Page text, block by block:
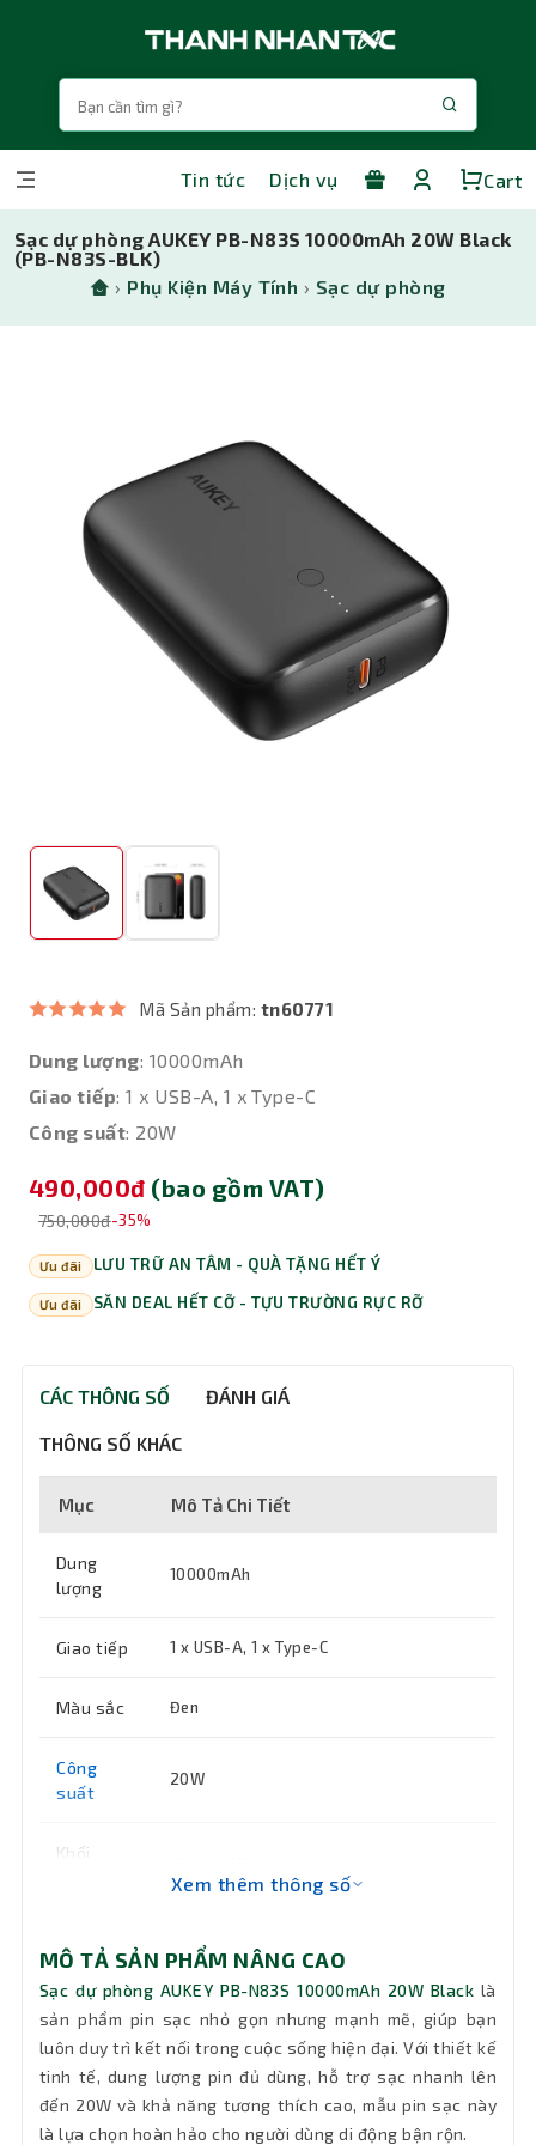
Tin tức Dịch vụ Cart
Sạc dự phòng AUKEY PB-N83S 10000mAh 20W Black
(PB-N83S-BLK)
› Phụ Kiện Máy Tính › Sạc dự phòng
Mã Sản phẩm: tn60771
Dung lượng: 10000mAh
Giao tiếp: 1 x USB-A, 1 x Type-C
Công suất: 20W
490,000đ (bao gồm VAT)
750,000đ-35%
Ưu đãi LƯU TRỮ AN TÂM - QUÀ TẶNG HẾT Ý
Ưu đãi SĂN DEAL HẾT CỠ - TỰU TRƯỜNG RỰC RỠ
CÁC THÔNG SỐ ĐÁNH GIÁ
THÔNG SỐ KHÁC
Mục Mô Tả Chi Tiết
Dung
lượng
10000mAh
Giao tiếp 1 x USB-A, 1 x Type-C
Màu sắc Đen
Công
suất
20W
Khối
Xem thêm thông số
MÔ TẢ SẢN PHẨM NÂNG CAO
Sạc dự phòng AUKEY PB-N83S 10000mAh 20W Black là
sản phẩm pin sạc nhỏ gọn nhưng mạnh mẽ, giúp bạn
luôn duy trì kết nối trong cuộc sống hiện đại. Với thiết kế
tinh tế, dung lượng pin đủ dùng, hỗ trợ sạc nhanh lên
đến 20W và khả năng tương thích cao, mẫu pin sạc này
là lựa chọn hoàn hảo cho người dùng di động bận rộn.